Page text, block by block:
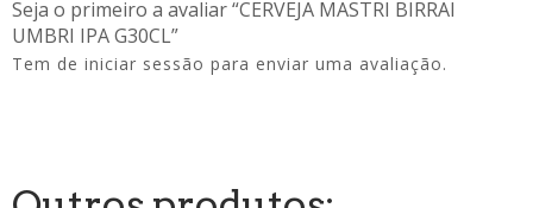
Seja o primeiro a avaliar “CERVEJA MASTRI BIRRAI
UMBRI IPA G30CL”
Tem de iniciar sessão para enviar uma avaliação.